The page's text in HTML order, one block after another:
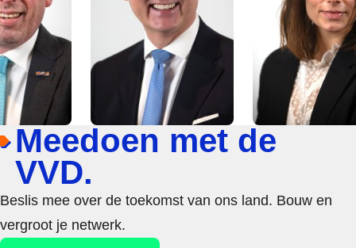
Meedoen met de
VVD.
Beslis mee over de toekomst van ons land. Bouw en
vergroot je netwerk.